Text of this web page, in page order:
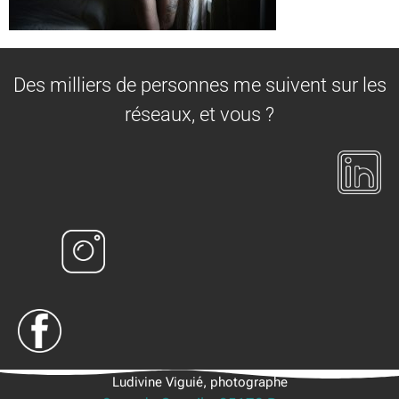
Des milliers de personnes me suivent sur les
réseaux, et vous ?
Ludivine Viguié, photographe